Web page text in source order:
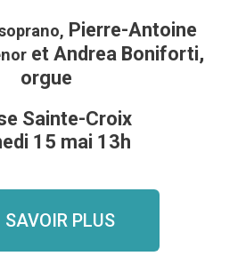
Pierre-Antoine
et Andrea Boniforti,
orgue
Sainte-Croix
15 mai 13h
SAVOIR PLUS